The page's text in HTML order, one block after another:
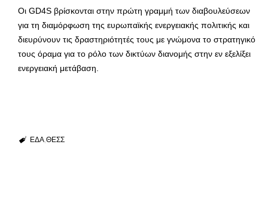
Οι GD4S βρίσκονται στην πρώτη γραμμή των διαβουλεύσεων
για τη διαμόρφωση της ευρωπαϊκής ενεργειακής πολιτικής και
διευρύνουν τις δραστηριότητές τους με γνώμονα το στρατηγικό
τους όραμα για το ρόλο των δικτύων διανομής στην εν εξελίξει
ενεργειακή μετάβαση.
ΕΔΑ ΘΕΣΣ